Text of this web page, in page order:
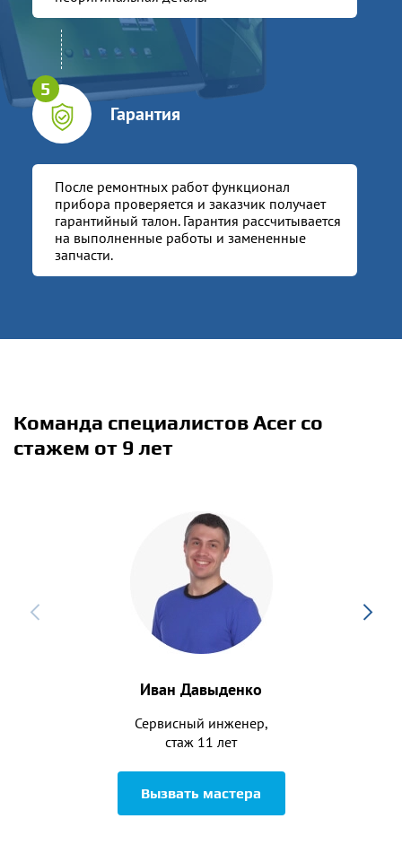
Гарантия
После ремонтных работ функционал
прибора проверяется и заказчик получает
гарантийный талон. Гарантия рассчитывается
на выполненные работы и замененные
запчасти.
Команда специалистов Acer со
стажем от 9 лет
Иван Давыденко
Сервисный инженер,
стаж 11 лет
Вызвать мастера